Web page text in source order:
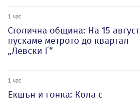
1 час
Столична община: На 15 август
пускаме метрото до квартал
„Левски Г“
1 час
Екшън и гонка: Кола с